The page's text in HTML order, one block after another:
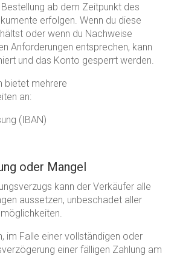
ab dem Zeitpunkt des
erfolgen. Wenn du diese
oder wenn du Nachweise
Anforderungen entsprechen, kann
und das Konto gesperrt werden.
bietet mehrere
an:
(IBAN)
oder Mangel
kann der Verkäufer alle
aussetzen, unbeschadet aller
im Falle einer vollständigen oder
einer fälligen Zahlung am